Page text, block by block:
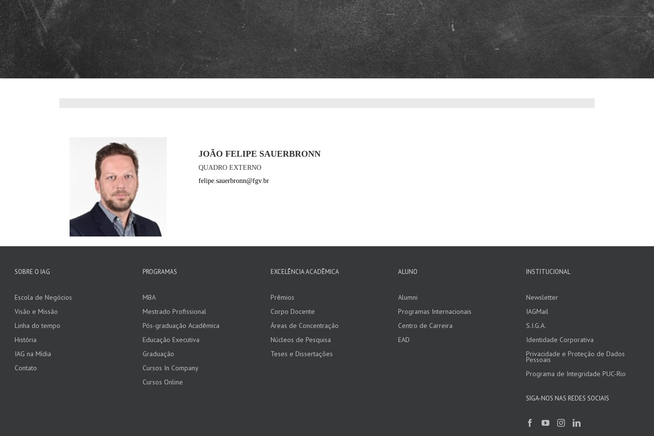
JOÃO FELIPE SAUERBRONN
QUADRO EXTERNO
felipe.sauerbronn@fgv.br
SOBRE O IAG
Escola de Negócios
Visão e Missão
Linha do tempo
História
IAG na Mídia
Contato
PROGRAMAS
MBA
Mestrado Profissional
Pós-graduação Acadêmica
Educação Executiva
Graduação
Cursos In Company
Cursos Online
EXCELÊNCIA ACADÊMICA
Prêmios
Corpo Docente
Áreas de Concentração
Núcleos de Pesquisa
Teses e Dissertações
ALUNO
Alumni
Programas Internacionais
Centro de Carreira
EAD
INSTITUCIONAL
Newsletter
IAGMail
S.I.G.A.
Identidade Corporativa
Privacidade e Proteção de Dados
Pessoais
Programa de Integridade PUC-Rio
SIGA-NOS NAS REDES SOCIAIS